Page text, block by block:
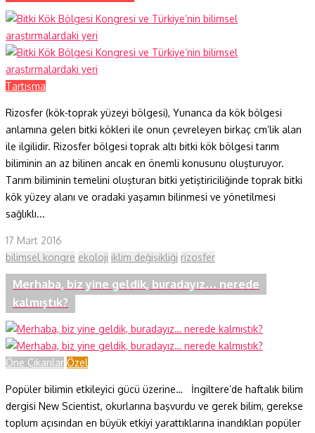
Tartışma
Rizosfer (kök-toprak yüzeyi bölgesi), Yunanca da kök bölgesi
anlamına gelen bitki kökleri ile onun çevreleyen birkaç cm’lik alan
ile ilgilidir. Rizosfer bölgesi toprak altı bitki kök bölgesi tarım
biliminin an az bilinen ancak en önemli konusunu oluşturuyor.
Tarım biliminin temelini oluşturan bitki yetiştiriciliğinde toprak bitki
kök yüzey alanı ve oradaki yaşamın bilinmesi ve yönetilmesi
sağlıklı...
17 Mart 2016
bilimsel kongre ekoloji iklim değişikliği rizosfer
Merhaba, biz yine geldik, buradayız… nerede
kalmıştık?
Öne Çıkanlar Özel
Popüler bilimin etkileyici gücü üzerine… İngiltere’de haftalık bilim
dergisi New Scientist, okurlarına başvurdu ve gerek bilim, gerekse
toplum açısından en büyük etkiyi yarattıklarına inandıkları popüler